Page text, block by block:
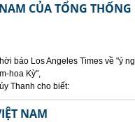
CỦA TỔNG
báo Los Angeles Times về "ý
hoa Kỳ",
Thanh cho biết:
NAM